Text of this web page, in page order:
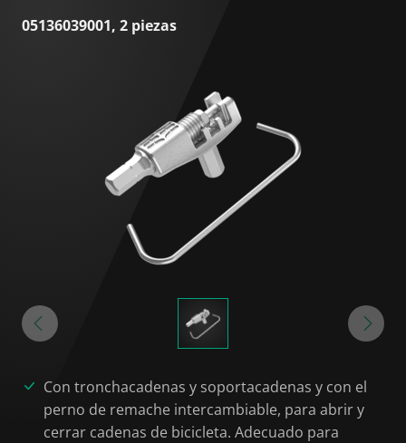
05136039001, 2 piezas
Con tronchacadenas y soportacadenas y con el
perno de remache intercambiable, para abrir y
cerrar cadenas de bicicleta. Adecuado para